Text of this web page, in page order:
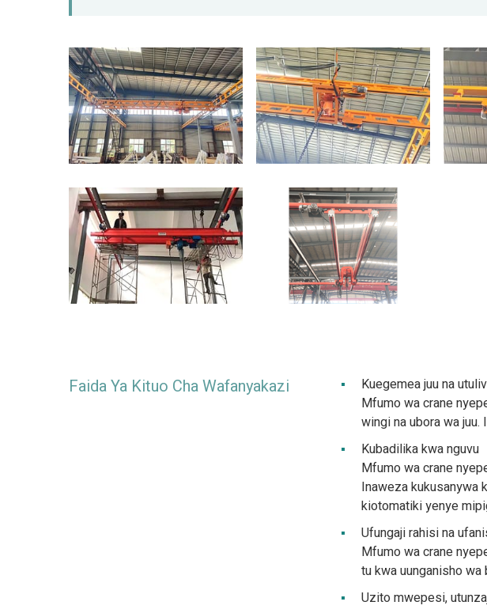
Faida Ya Kituo Cha Wafanyakazi
Kuegemea juu na
Mfumo wa crane
wingi na ubora wa
Kubadilika kwa nguvu
Mfumo wa crane
Inaweza kukusanywa
kiotomatiki yenye
Ufungaji rahisi na
Mfumo wa crane
tu kwa uunganisho
Uzito mwepesi,